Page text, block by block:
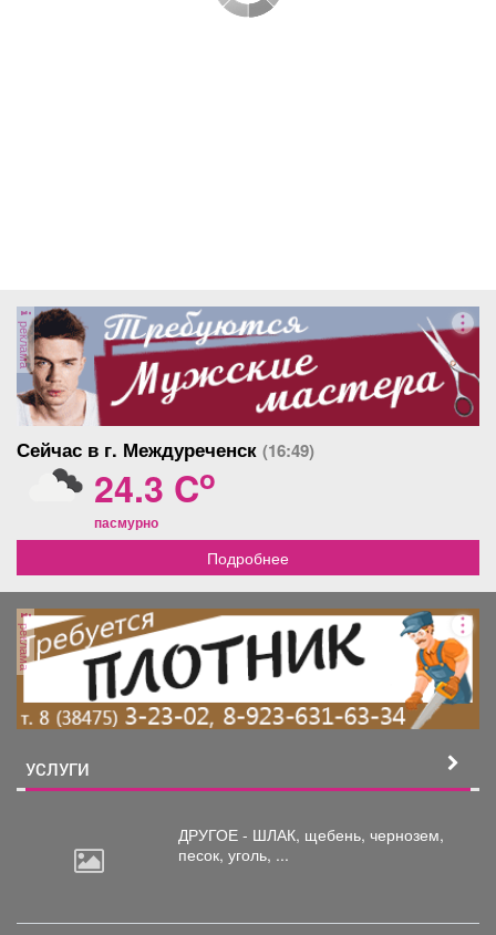
реклама
Сейчас в г. Междуреченск (16:49)
24.3 Co
пасмурно
Подробнее
реклама
УСЛУГИ
ДРУГОЕ - ШЛАК, щебень, чернозем,
песок, уголь, ...